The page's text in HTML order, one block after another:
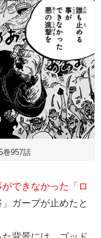
巻957話
できなかった「ロ
ガープが止めたと